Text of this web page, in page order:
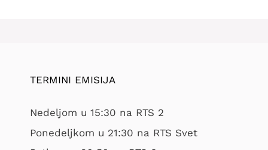
TERMINI EMISIJA
Nedeljom u 15:30 na RTS 2
Ponedeljkom u 21:30 na RTS Svet